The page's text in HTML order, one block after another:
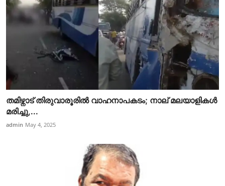
തമിഴ്നാട് തിരുവാരൂരിൽ വാഹനാപകടം; നാല് മലയാളികൾ
മരിച്ചു,...
admin May 4, 2025